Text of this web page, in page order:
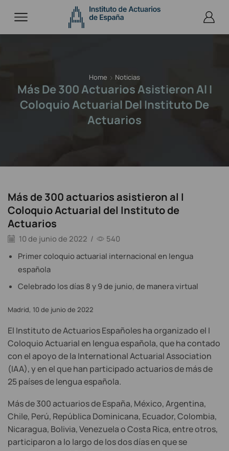
Home Noticias
Más De 300 Actuarios Asistieron Al I
Coloquio Actuarial Del Instituto De
Actuarios
Más de 300 actuarios asistieron al I
Coloquio Actuarial del Instituto de
Actuarios
10 de junio de 2022 /
540
Primer coloquio actuarial internacional en lengua
española
Celebrado los días 8 y 9 de junio, de manera virtual
Madrid, 10 de junio de 2022
El Instituto de Actuarios Españoles ha organizado el I
Coloquio Actuarial en lengua española, que ha contado
con el apoyo de la International Actuarial Association
(IAA), y en el que han participado actuarios de más de
25 países de lengua española.
Más de 300 actuarios de España, México, Argentina,
Chile, Perú, República Dominicana, Ecuador, Colombia,
Nicaragua, Bolivia, Venezuela o Costa Rica, entre otros,
participaron a lo largo de los dos días en que se